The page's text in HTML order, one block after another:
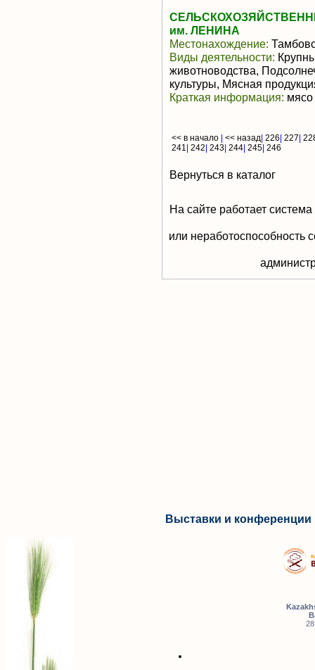
им. ЛЕНИНА
Местонахождение:
Виды деятельности:
животноводства,
культуры, Мясная
Краткая информация: мясо
<< в начало << назад 226 227
241 242 243 244 245 246
Вернуться в каталог
На сайте работает
или неработоспособность
Выставки и конференции